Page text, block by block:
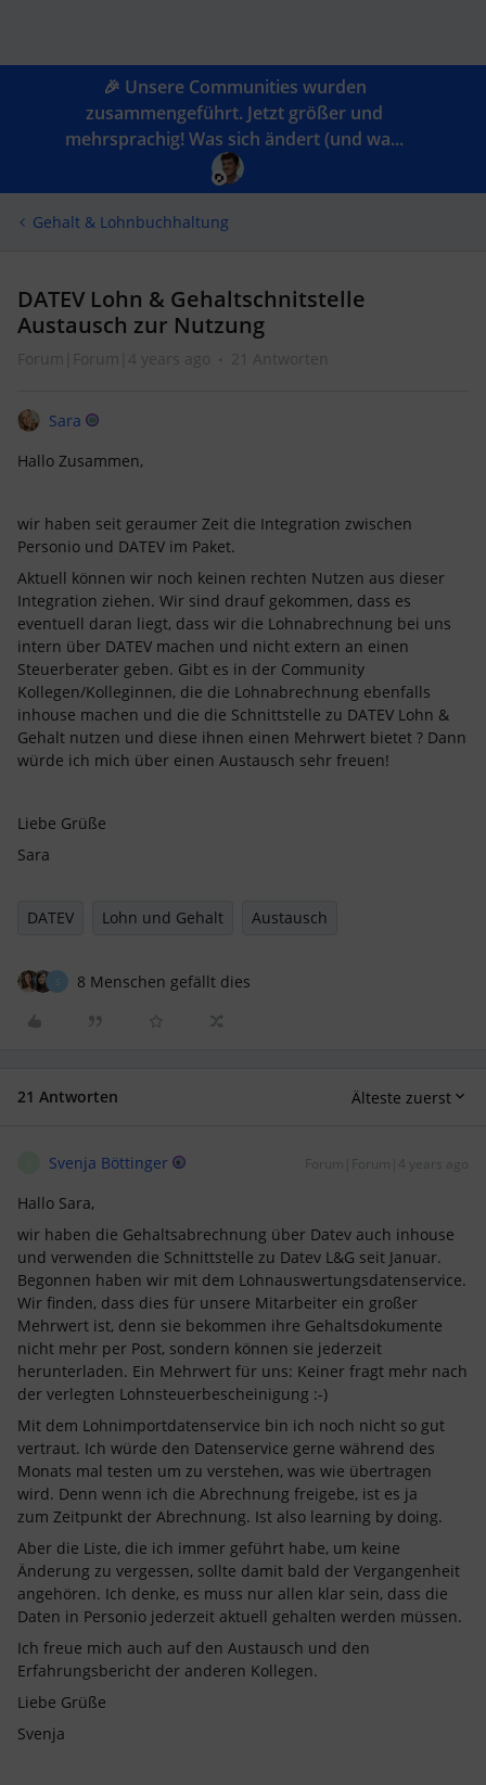
🎉 Unsere Communities wurden
zusammengeführt. Jetzt größer und
mehrsprachig! Was sich ändert (und wa...
Gehalt & Lohnbuchhaltung
DATEV Lohn & Gehaltschnitstelle
Austausch zur Nutzung
Forum|Forum|4 years ago 21 Antworten
Sara
Hallo Zusammen,
wir haben seit geraumer Zeit die Integration zwischen
Personio und DATEV im Paket.
Aktuell können wir noch keinen rechten Nutzen aus dieser
Integration ziehen. Wir sind drauf gekommen, dass es
eventuell daran liegt, dass wir die Lohnabrechnung bei uns
intern über DATEV machen und nicht extern an einen
Steuerberater geben. Gibt es in der Community
Kollegen/Kolleginnen, die die Lohnabrechnung ebenfalls
inhouse machen und die die Schnittstelle zu DATEV Lohn &
Gehalt nutzen und diese ihnen einen Mehrwert bietet ? Dann
würde ich mich über einen Austausch sehr freuen!
Liebe Grüße
Sara
DATEV Lohn und Gehalt Austausch
8 Menschen gefällt dies
21 Antworten Älteste zuerst
Svenja Böttinger Forum|Forum|4 years ago
Hallo Sara,
wir haben die Gehaltsabrechnung über Datev auch inhouse
und verwenden die Schnittstelle zu Datev L&G seit Januar.
Begonnen haben wir mit dem Lohnauswertungsdatenservice.
Wir finden, dass dies für unsere Mitarbeiter ein großer
Mehrwert ist, denn sie bekommen ihre Gehaltsdokumente
nicht mehr per Post, sondern können sie jederzeit
herunterladen. Ein Mehrwert für uns: Keiner fragt mehr nach
der verlegten Lohnsteuerbescheinigung :-)
Mit dem Lohnimportdatenservice bin ich noch nicht so gut
vertraut. Ich würde den Datenservice gerne während des
Monats mal testen um zu verstehen, was wie übertragen
wird. Denn wenn ich die Abrechnung freigebe, ist es ja
zum Zeitpunkt der Abrechnung. Ist also learning by doing.
Aber die Liste, die ich immer geführt habe, um keine
Änderung zu vergessen, sollte damit bald der Vergangenheit
angehören. Ich denke, es muss nur allen klar sein, dass die
Daten in Personio jederzeit aktuell gehalten werden müssen.
Ich freue mich auch auf den Austausch und den
Erfahrungsbericht der anderen Kollegen.
Liebe Grüße
Svenja